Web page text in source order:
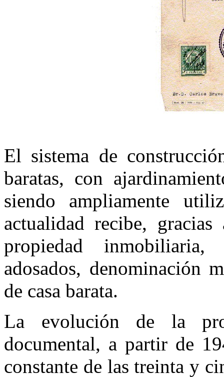
El sistema de
baratas, con
siendo ampliamente
actualidad recibe,
propiedad
adosados, denominación
de casa barata.
La evolución de la
documental, a partir de
constante de las treinta y